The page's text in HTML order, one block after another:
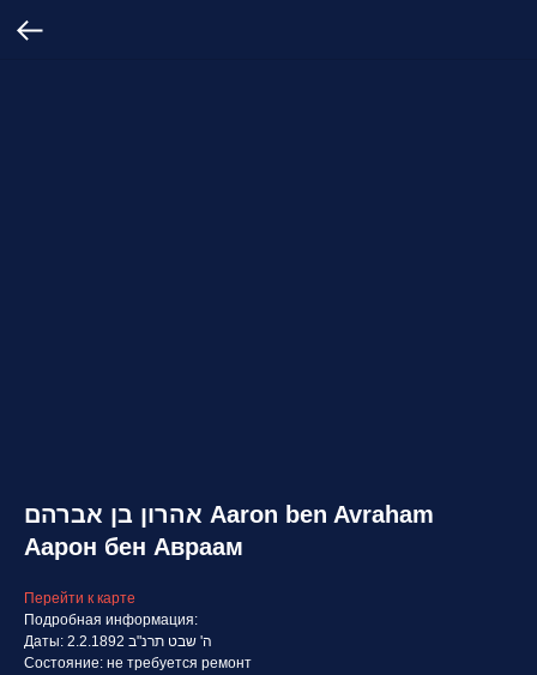
אהרון בן אברהם Aaron ben Avraham
Аарон бен Авраам
Перейти к карте
Подробная информация:
Даты: 2.2.1892 ה' שבט תרנ"ב
Состояние: не требуется ремонт